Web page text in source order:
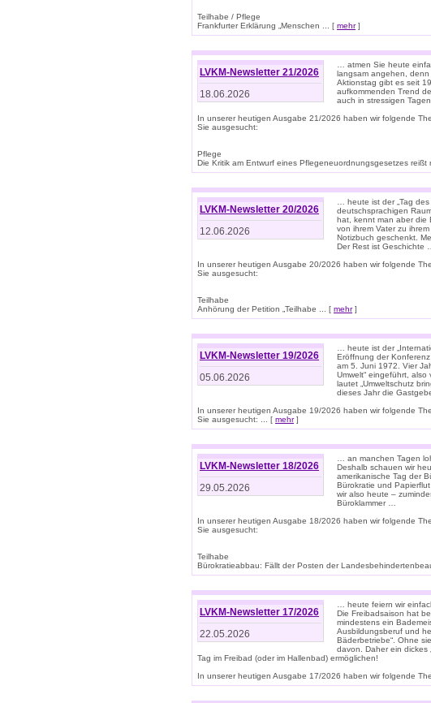
Teilhabe / Pflege
Frankfurter Erklärung „Menschen ... [ mehr]
LVKM-Newsletter 21/2026
18.06.2026
… atmen Sie heute
langsam angehen, denn
Aktionstag gibt es seit
aufkommenden Trend
auch in stressigen
In unserer heutigen Ausgabe 21/2026 haben wir folgende
Sie ausgesucht:
Pflege
Die Kritik am Entwurf eines Pflegeneuordnungsgesetzes reißt
LVKM-Newsletter 20/2026
12.06.2026
… heute ist der „Tag
deutschsprachigen
hat, kennt man aber die
von ihrem Vater zu
Notizbuch geschenkt.
Der Rest ist Geschichte …
In unserer heutigen Ausgabe 20/2026 haben wir folgende
Sie ausgesucht:
Teilhabe
Anhörung der Petition „Teilhabe ... [ mehr]
LVKM-Newsletter 19/2026
05.06.2026
… heute ist der
Eröffnung der
am 5. Juni 1972. Vier
Umwelt“ eingeführt,
lautet „Umweltschutz
dieses Jahr die
In unserer heutigen Ausgabe 19/2026 haben wir folgende
Sie ausgesucht: ... [ mehr]
LVKM-Newsletter 18/2026
29.05.2026
… an manchen Tagen
Deshalb schauen wir
amerikanische Tag der
Bürokratie und
wir also heute –
Büroklammer …
In unserer heutigen Ausgabe 18/2026 haben wir folgende
Sie ausgesucht:
Teilhabe
Bürokratieabbau: Fällt der Posten der
LVKM-Newsletter 17/2026
22.05.2026
… heute feiern wir
Die Freibadsaison hat
mindestens ein
Ausbildungsberuf und
Bäderbetriebe“. Ohne
davon. Daher ein dickes
Tag im Freibad (oder im Hallenbad) ermöglichen!
In unserer heutigen Ausgabe 17/2026 haben wir folgende